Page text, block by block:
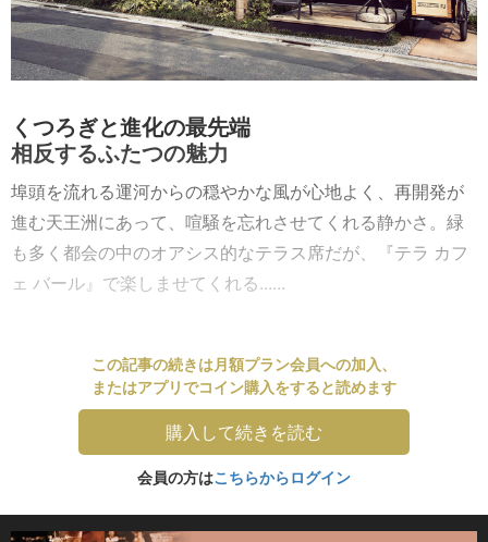
くつろぎと進化の最先端
相反するふたつの魅力
埠頭を流れる運河からの穏やかな風が心地よく、再開発が
進む天王洲にあって、喧騒を忘れさせてくれる静かさ。緑
も多く都会の中のオアシス的なテラス席だが、『テラ カフ
ェ バール』で楽しませてくれる......
この記事の続きは月額プラン会員への加入、
またはアプリでコイン購入をすると読めます
購入して続きを読む
会員の方はこちらからログイン